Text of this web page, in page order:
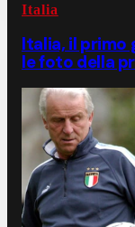
Italia
Italia, il primo
le foto della